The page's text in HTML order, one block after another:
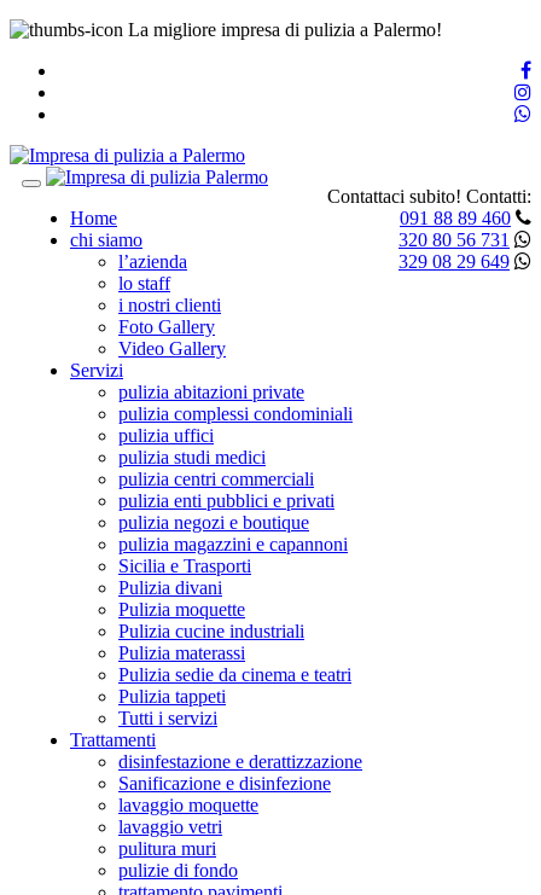
La migliore impresa di pulizia a Palermo!
Contattaci subito! Contatti:
091 88 89 460
320 80 56 731
329 08 29 649
Toggle
navigationHome
chi siamo
l’azienda
lo staff
i nostri clienti
Foto Gallery
Video Gallery
Servizi
pulizia abitazioni private
pulizia complessi condominiali
pulizia uffici
pulizia studi medici
pulizia centri commerciali
pulizia enti pubblici e privati
pulizia negozi e boutique
pulizia magazzini e capannoni
Sicilia e Trasporti
Pulizia divani
Pulizia moquette
Pulizia cucine industriali
Pulizia materassi
Pulizia sedie da cinema e teatri
Pulizia tappeti
Tutti i servizi
Trattamenti
disinfestazione e derattizzazione
Sanificazione e disinfezione
lavaggio moquette
lavaggio vetri
pulitura muri
pulizie di fondo